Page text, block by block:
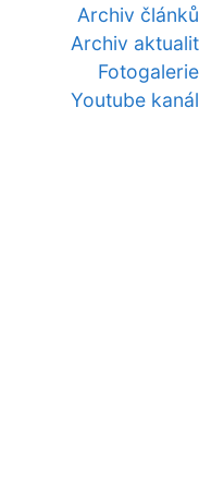
Archiv článků
Archiv aktualit
Fotogalerie
Youtube kanál